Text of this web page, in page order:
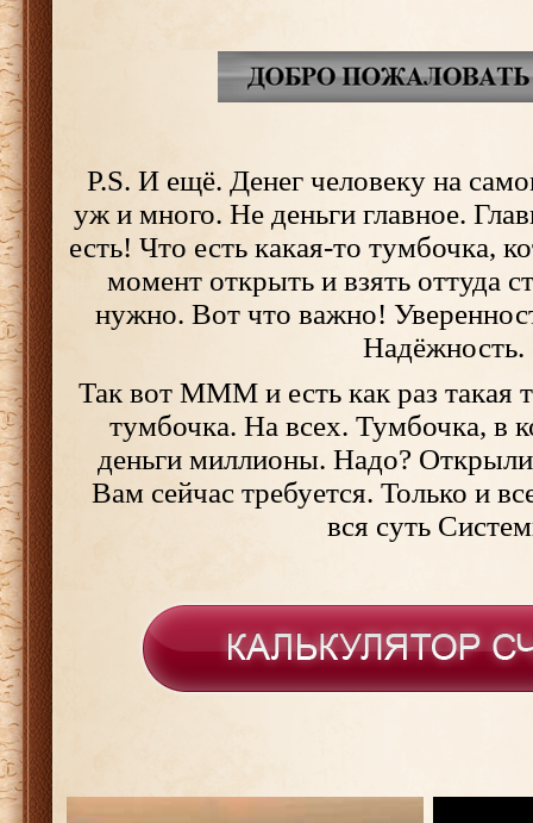
P.S. И ещё. Денег человеку на
уж и много. Не деньги главное.
есть! Что есть какая-то тумбочка,
момент открыть и взять оттуда
нужно. Вот что важно!
Надёжность.
Так вот МММ и есть как раз такая
тумбочка. На всех. Тумбочка, в
деньги миллионы. Надо?
Вам сейчас требуется. Только и
вся суть